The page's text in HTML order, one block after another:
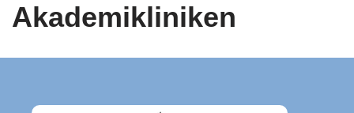
Akademikliniken